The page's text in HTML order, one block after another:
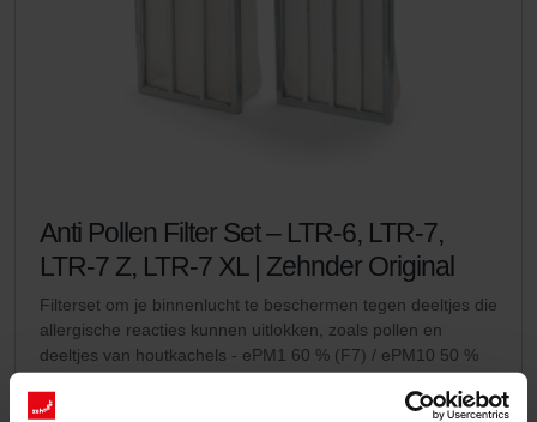
Anti Pollen Filter Set – LTR-6, LTR-7,
LTR-7 Z, LTR-7 XL | Zehnder Original
Filterset om je binnenlucht te beschermen tegen deeltjes die
allergische reacties kunnen uitlokken, zoals pollen en
deeltjes van houtkachels - ePM1 60 % (F7) / ePM10 50 %
Catalogusnummer: 471011235